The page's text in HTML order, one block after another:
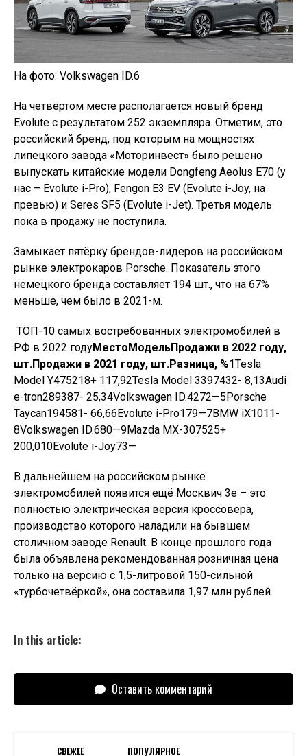
На фото: Volkswagen ID.6
На четвёртом месте располагается новый бренд
Evolute с результатом 252 экземпляра. Отметим, это
российский бренд, под которым на мощностях
липецкого завода «Моторинвест» было решено
выпускать китайские модели Dongfeng Aeolus E70 (у
нас – Evolute i-Pro), Fengon E3 EV (Evolute i-Joy, на
превью) и Seres SF5 (Evolute i-Jet). Третья модель
пока в продажу не поступила.
Замыкает пятёрку брендов-лидеров на российском
рынке электрокаров Porsche. Показатель этого
немецкого бренда составляет 194 шт., что на 67%
меньше, чем было в 2021-м.
ТОП-10 самых востребованных электромобилей в
РФ в 2022 годуМестоМодельПродажи в 2022 году,
шт.Продажи в 2021 году, шт.Разница, %1Tesla
Model Y475218+ 117,92Tesla Model 3397432- 8,13Audi
e-tron289387- 25,34Volkswagen ID.4272—5Porsche
Taycan194581- 66,66Evolute i-Pro179—7BMW iX1011-
8Volkswagen ID.680—9Mazda MX-307525+
200,010Evolute i-Joy73—
В дальнейшем на российском рынке
электромобилей появится ещё Москвич 3e – это
полностью электрическая версия кроссовера,
производство которого наладили на бывшем
столичном заводе Renault. В конце прошлого года
была объявлена рекомендованная розничная цена
только на версию с 1,5-литровой 150-сильной
«турбочетвёркой», она составила 1,97 млн рублей.
In this article:
Оставить комментарий
СВЕЖЕЕ ПОПУЛЯРНОЕ